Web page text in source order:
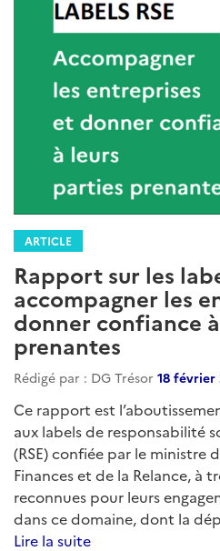
ARTICLE
Rapport sur les
accompagner les
donner confiance
prenantes
Rédigé par : DG Trésor 18 février
Ce rapport est
aux labels de responsabilité
(RSE) confiée par le ministre
Finances et de la Relance, à
reconnues pour leurs
dans ce domaine, dont la
Lire la suite